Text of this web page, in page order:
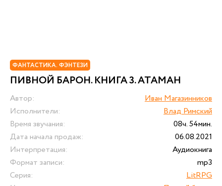
ФАНТАСТИКА. ФЭНТЕЗИ
ПИВНОЙ БАРОН. КНИГА 3. АТАМАН
Автор:
Иван Магазинников
Исполнители:
Влад Римский
Время звучания:
08ч. 54мин.
Дата начала продаж:
06.08.2021
Интерпретация:
Аудиокнига
Формат записи:
mp3
Серия:
LitRPG